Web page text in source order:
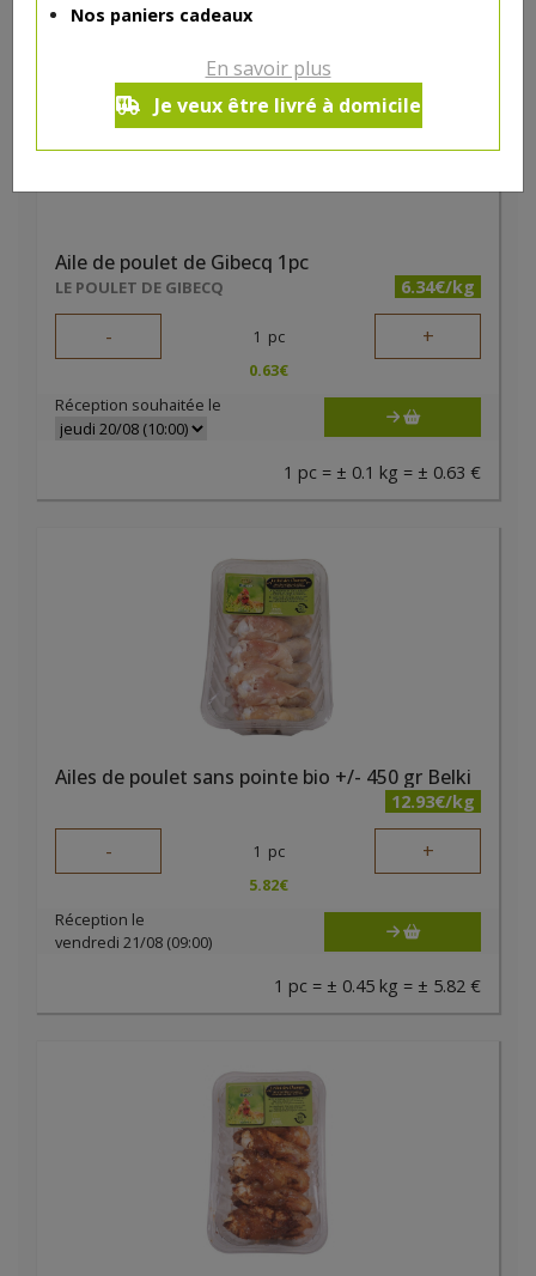
Nos paniers cadeaux
En savoir plus
Je veux être livré à domicile
Aile de poulet de Gibecq 1pc
LE POULET DE GIBECQ 6.34€/kg
- 1 pc +
0.63€
Réception souhaitée le
1 pc = ± 0.1 kg = ± 0.63 €
Ailes de poulet sans pointe bio +/- 450 gr Belki
12.93€/kg
- 1 pc +
5.82€
Réception le
vendredi 21/08 (09:00)
1 pc = ± 0.45 kg = ± 5.82 €